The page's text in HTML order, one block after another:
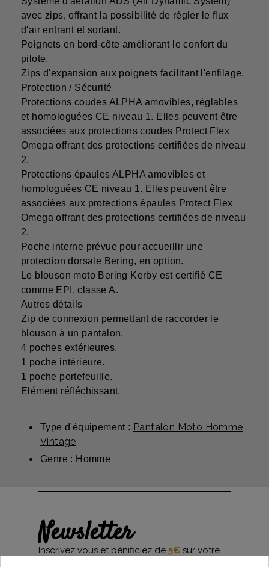
avec zips, offrant la possibilité de régler le flux
d'air entrant et sortant.
Poignets en bord-côte améliorant le confort du
pilote.
Zips d'expansion aux poignets facilitant l'enfilage.
Protection / Sécurité
Protections coudes ALPHA amovibles, réglables
et homologuées CE niveau 1. Elles peuvent être
associées aux protections coudes Protect Flex
Omega offrant des protections certifiées de niveau
2.
Protections épaules ALPHA amovibles et
homologuées CE niveau 1. Elles peuvent être
associées aux protections épaules Protect Flex
Omega offrant des protections certifiées de niveau
2.
Poche interne prévue pour accueillir une
protection dorsale Bering, en option.
Le blouson moto Bering Kerby est certifié CE
comme EPI, classe A.
Autres détails
Zip de connexion permettant de raccorder le
blouson à un pantalon.
4 poches extérieures.
1 poche intérieure.
1 poche portefeuille.
Elément réfléchissant.
Type d'équipement : Pantalon Moto Homme
Vintage
Genre : Homme
Newsletter
Inscrivez vous et bénificiez de 5€ sur votre